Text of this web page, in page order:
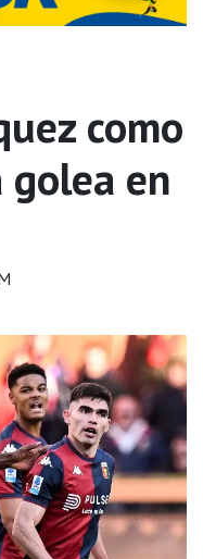
como
golea en